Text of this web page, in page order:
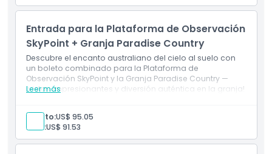
Entrada para la Plataforma de Observación
SkyPoint + Granja Paradise Country
Descubre el encanto australiano del cielo al suelo con
un boleto combinado para la Plataforma de
Observación SkyPoint y la Granja Paradise Country —
¡vistas impresionantes y diversión auténtica en la granja!
Leer más
Adulto:US$ 95.05
Niño:US$ 91.53